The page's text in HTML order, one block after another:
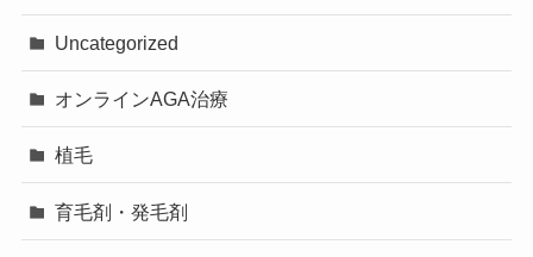
Uncategorized
オンラインAGA治療
植毛
育毛剤・発毛剤